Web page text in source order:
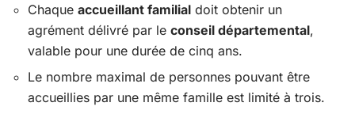
Chaque accueillant familial doit obtenir un
agrément délivré par le conseil départemental,
valable pour une durée de cinq ans.
Le nombre maximal de personnes pouvant être
accueillies par une même famille est limité à trois.